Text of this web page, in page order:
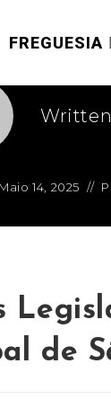
FREGUESIA
Maio 14, 2025
de